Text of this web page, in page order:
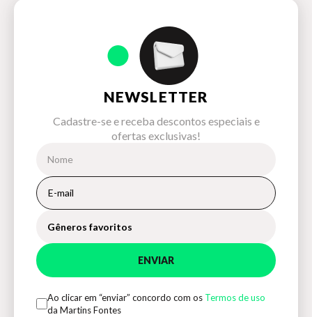
NEWSLETTER
Cadastre-se e receba descontos especiais e
ofertas exclusivas!
Gêneros favoritos
ENVIAR
Ao clicar em “enviar” concordo com os Termos de uso
da Martins Fontes